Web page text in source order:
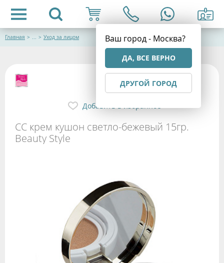
Ваш город - Москва?
ДА, ВСЕ ВЕРНО
ДРУГОЙ ГОРОД
Главная > ... > Уход за лицом
СС крем кушон светло-бежевый 15гр.
Beauty Style
Добавить в избранное